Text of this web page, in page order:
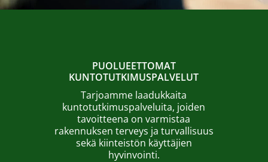
PUOLUEETTOMAT
KUNTOTUTKIMUSPALVELUT
Tarjoamme laadukkaita
kuntotutkimuspalveluita, joiden
tavoitteena on varmistaa
rakennuksen terveys ja turvallisuus
sekä kiinteistön käyttäjien
hyvinvointi.